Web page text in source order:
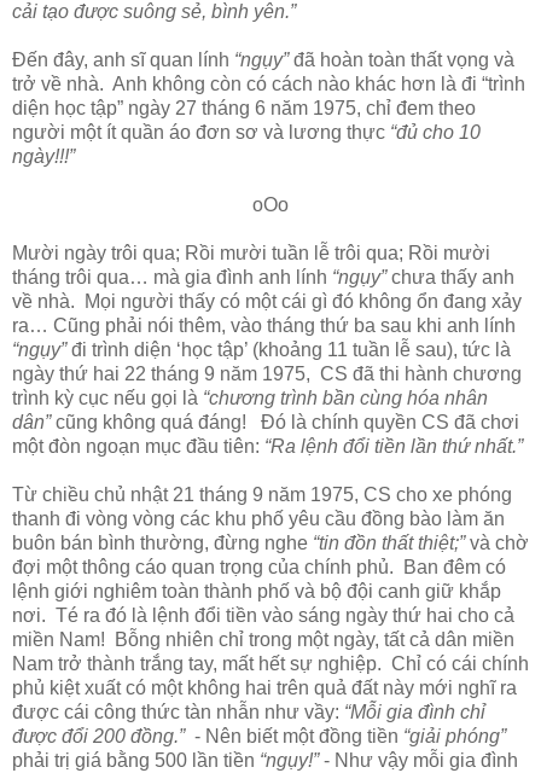
cải tạo được suông sẻ, bình yên.”
Đến đây, anh sĩ quan lính “ngụy”đã hoàn toàn thất vọng và
trở về nhà. Anh không còn có cách nào khác hơn là đi “trình
diện học tập” ngày 27 tháng 6 năm 1975, chỉ đem theo
người một ít quần áo đơn sơ và lương thực “đủ cho 10
ngày!!!”
oOo
Mười ngày trôi qua; Rồi mười tuần lễ trôi qua; Rồi mười
tháng trôi qua… mà gia đình anh lính “ngụy”chưa thấy anh
về nhà. Mọi người thấy có một cái gì đó không ổn đang xảy
ra… Cũng phải nói thêm, vào tháng thứ ba sau khi anh lính
“ngụy”đi trình diện ‘học tập’ (khoảng 11 tuần lễ sau), tức là
ngày thứ hai 22 tháng 9 năm 1975, CS đã thi hành chương
trình kỳ cục nếu gọi là “chương trình bần cùng hóa nhân
dân”cũng không quá đáng! Đó là chính quyền CS đã chơi
một đòn ngoạn mục đầu tiên: “Ra lệnh đổi tiền lần thứ nhất.”
Từ chiều chủ nhật 21 tháng 9 năm 1975, CS cho xe phóng
thanh đi vòng vòng các khu phố yêu cầu đồng bào làm ăn
buôn bán bình thường, đừng nghe “tin đồn thất thiệt;”và chờ
đợi một thông cáo quan trọng của chính phủ. Ban đêm có
lệnh giới nghiêm toàn thành phố và bộ đội canh giữ khắp
nơi. Té ra đó là lệnh đổi tiền vào sáng ngày thứ hai cho cả
miền Nam! Bỗng nhiên chỉ trong một ngày, tất cả dân miền
Nam trở thành trắng tay, mất hết sự nghiệp. Chỉ có cái chính
phủ kiệt xuất có một không hai trên quả đất này mới nghĩ ra
được cái công thức tàn nhẫn như vầy: “Mỗi gia đình chỉ
được đổi 200 đồng.”- Nên biết một đồng tiền “giải phóng”
phải trị giá bằng 500 lần tiền “ngụy!”- Như vậy mỗi gia đình